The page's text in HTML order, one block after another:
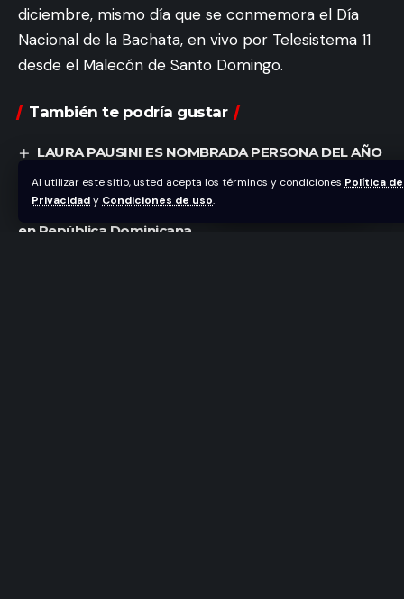
Al utilizar este sitio, usted acepta los términos y condiciones Política de
Privacidady Condiciones de uso.
diciembre, mismo día que se conmemora el Día
Nacional de la Bachata, en vivo por Telesistema 11
desde el Malecón de Santo Domingo.
También te podría gustar
LAURA PAUSINI ES NOMBRADA PERSONA DEL AÑO
Los golpes de la vida en “El Ring del amor”…
Todo listo para los conciertos de Simon Grossman
en República Dominicana